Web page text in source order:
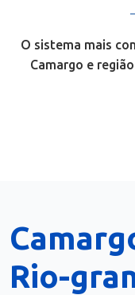
O sistema mais
Camargo e
Rio-